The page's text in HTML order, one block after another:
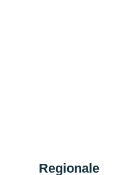
Regionale